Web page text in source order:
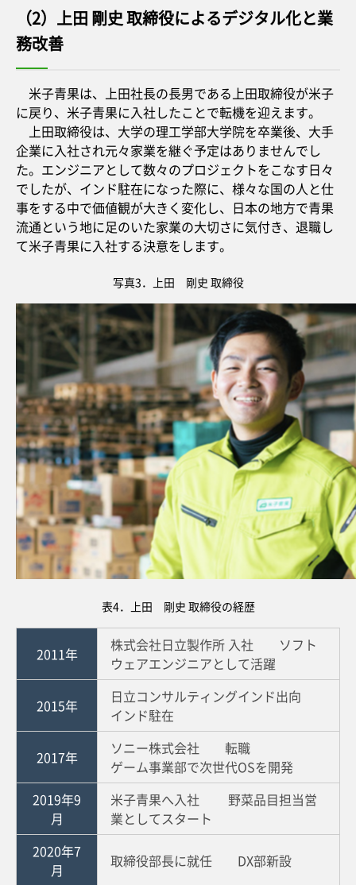
（2）上田 剛史 取締役によるデジタル化と業
務改善
米子青果は、上田社長の長男である上田取締役が米子
に戻り、米子青果に入社したことで転機を迎えます。
上田取締役は、大学の理工学部大学院を卒業後、大手
企業に入社され元々家業を継ぐ予定はありませんでし
た。エンジニアとして数々のプロジェクトをこなす日々
でしたが、インド駐在になった際に、様々な国の人と仕
事をする中で価値観が大きく変化し、日本の地方で青果
流通という地に足のいた家業の大切さに気付き、退職し
て米子青果に入社する決意をします。
写真3．上田 剛史 取締役
表4．上田 剛史 取締役の経歴
2011年
株式会社日立製作所 入社 ソフト
ウェアエンジニアとして活躍
2015年
日立コンサルティングインド出向
インド駐在
2017年
ソニー株式会社 転職
ゲーム事業部で次世代OSを開発
2019年9
月
米子青果へ入社 野菜品目担当営
業としてスタート
2020年7
月
取締役部長に就任 DX部新設